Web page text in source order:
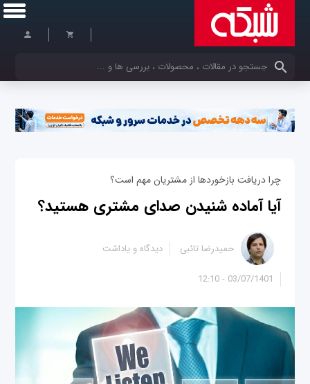
کلمات کلیدی خود را وارد کنید
چرا دریافت بازخوردها از مشتریان مهم است؟
آیا آماده شنیدن صدای مشتری هستید؟
03/07/1401 - 12:10
حمیدرضا تائبی دیدگاه و یاداشت